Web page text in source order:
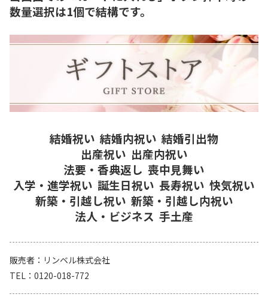
数量選択は1個で結構です。
結婚祝い 結婚内祝い 結婚引出物
出産祝い 出産内祝い
法要・香典返し 喪中見舞い
入学・進学祝い 誕生日祝い 長寿祝い 快気祝い
新築・引越し祝い 新築・引越し内祝い
法人・ビジネス 手土産
販売者
リンベル株式会社
TEL
0120-018-772